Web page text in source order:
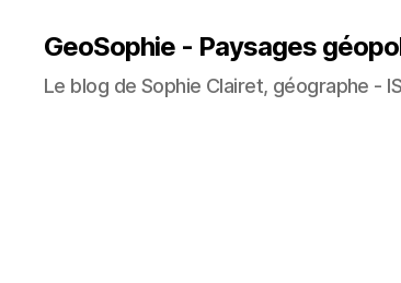
GeoSophie - Paysages
Le blog de Sophie Clairet, géographe -